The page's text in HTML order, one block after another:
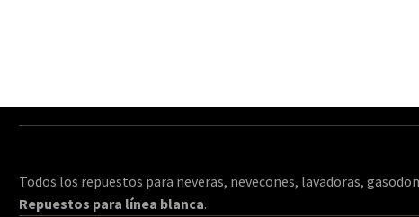
Todos los repuestos para neveras, nevecones, lavadoras,
Repuestos para línea blanca.